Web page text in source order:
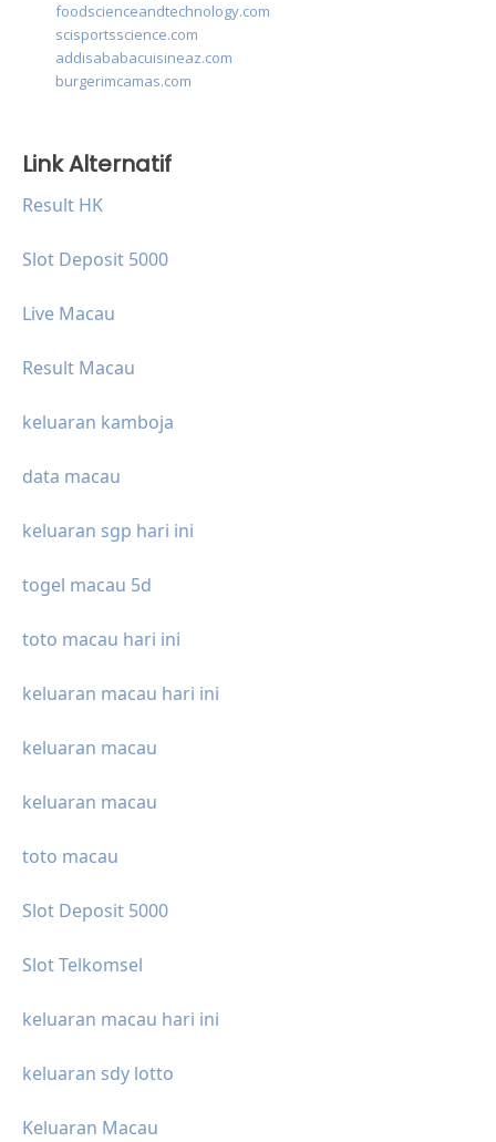
foodscienceandtechnology.com
scisportsscience.com
addisababacuisineaz.com
burgerimcamas.com
Link Alternatif
Result HK
Slot Deposit 5000
Live Macau
Result Macau
keluaran kamboja
data macau
keluaran sgp hari ini
togel macau 5d
toto macau hari ini
keluaran macau hari ini
keluaran macau
keluaran macau
toto macau
Slot Deposit 5000
Slot Telkomsel
keluaran macau hari ini
keluaran sdy lotto
Keluaran Macau